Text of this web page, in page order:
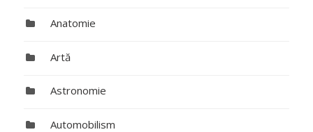
Anatomie
Artă
Astronomie
Automobilism